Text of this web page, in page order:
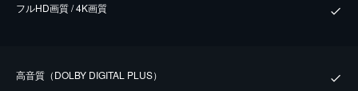
フルHD画質 / 4K画質
⾼⾳質（DOLBY DIGITAL PLUS）